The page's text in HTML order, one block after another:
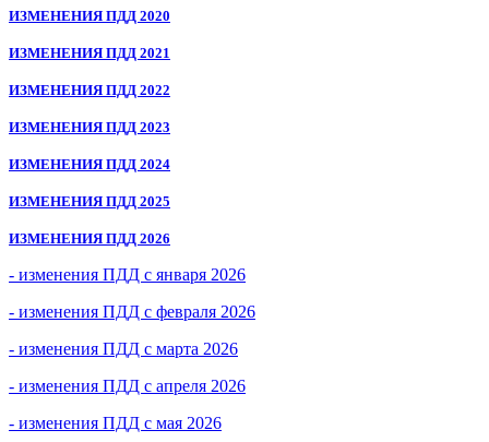
ИЗМЕНЕНИЯ ПДД 2020
ИЗМЕНЕНИЯ ПДД 2021
ИЗМЕНЕНИЯ ПДД 2022
ИЗМЕНЕНИЯ ПДД 2023
ИЗМЕНЕНИЯ ПДД 2024
ИЗМЕНЕНИЯ ПДД 2025
ИЗМЕНЕНИЯ ПДД 2026
- изменения ПДД с января 2026
- изменения ПДД с февраля 2026
- изменения ПДД с марта 2026
- изменения ПДД с апреля 2026
- изменения ПДД с мая 2026